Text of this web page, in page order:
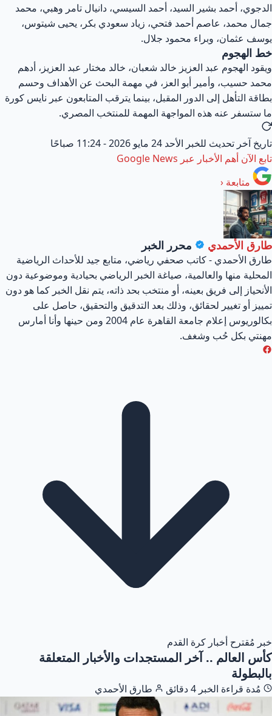
الدجوي، أحمد بشير السيد، أحمد السيسي، دانيال تامر وهبي، محمد
جمال محمد، عاصم أحمد فتحي، زياد سعودي بكر، يحيى شيتوس،
يوسف عثمان، وبراء محمود جلال.
خط الهجوم
ويقود الهجوم عبد العزيز خالد شعبان، خالد مختار عبد العزيز، أدهم
محمد حسيب، وأمير أبو العز، في مهمة البحث عن الأهداف وحسم
بطاقة التأهل إلى الدور المقبل، بينما يترقب المتابعون عبر نايس كورة
ما ستسفر عنه هذه المواجهة المهمة للمنتخب المصري.
تاريخ آخر تحديث للخبر الأحد 24 مايو 2026 - 11:24 صباحًا
تابع الآن أهم الأخبار عبر Google News
متابعة ‹
طارق الأحمدي محرر الخبر
طارق الأحمدي - كاتب صحفي رياضي، متابع جيد للأحداث الرياضية
المحلية منها والعالمية، صياغة الخبر الرياضي بحيادية وموضوعية دون
الأنحياز إلى فريق بعينه، أو منتخب بحد ذاته، يتم نقل الخبر كما هو دون
تمييز أو تغيير لحقائق، وذلك بعد التدقيق والتحقيق، حاصل على
بكالوريوس إعلام جامعة القاهرة عام 2004 ومن حينها وأنا أمارس
مهنتي بكل حُب وشغف.
خبر مُقترح أخبار كرة القدم
كأس العالم .. آخر المستجدات والأخبار المتعلقة
بالبطولة
مُدة قراءة الخبر 4 دقائق طارق الأحمدي